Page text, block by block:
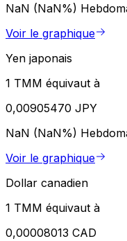
NaN (NaN%)
Voir le graphique
Yen japonais
1 TMM équivaut à
0,00905470 JPY
NaN (NaN%)
Voir le graphique
Dollar canadien
1 TMM équivaut à
0,00008013 CAD